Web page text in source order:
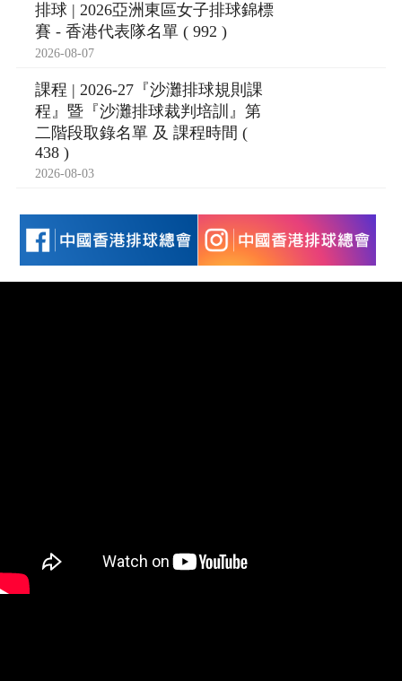
排球 | 2026亞洲東區女子排球錦標
賽 - 香港代表隊名單 ( 992 )
2026-08-07
課程 | 2026-27『沙灘排球規則課
程』暨『沙灘排球裁判培訓』第
二階段取錄名單 及 課程時間 (
438 )
2026-08-03